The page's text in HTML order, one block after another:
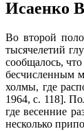
Исаенко
Во второй
тысячелетий
сообщалось,
бесчисленным
холмы, где
1964, с. 118].
где весенние
несколько